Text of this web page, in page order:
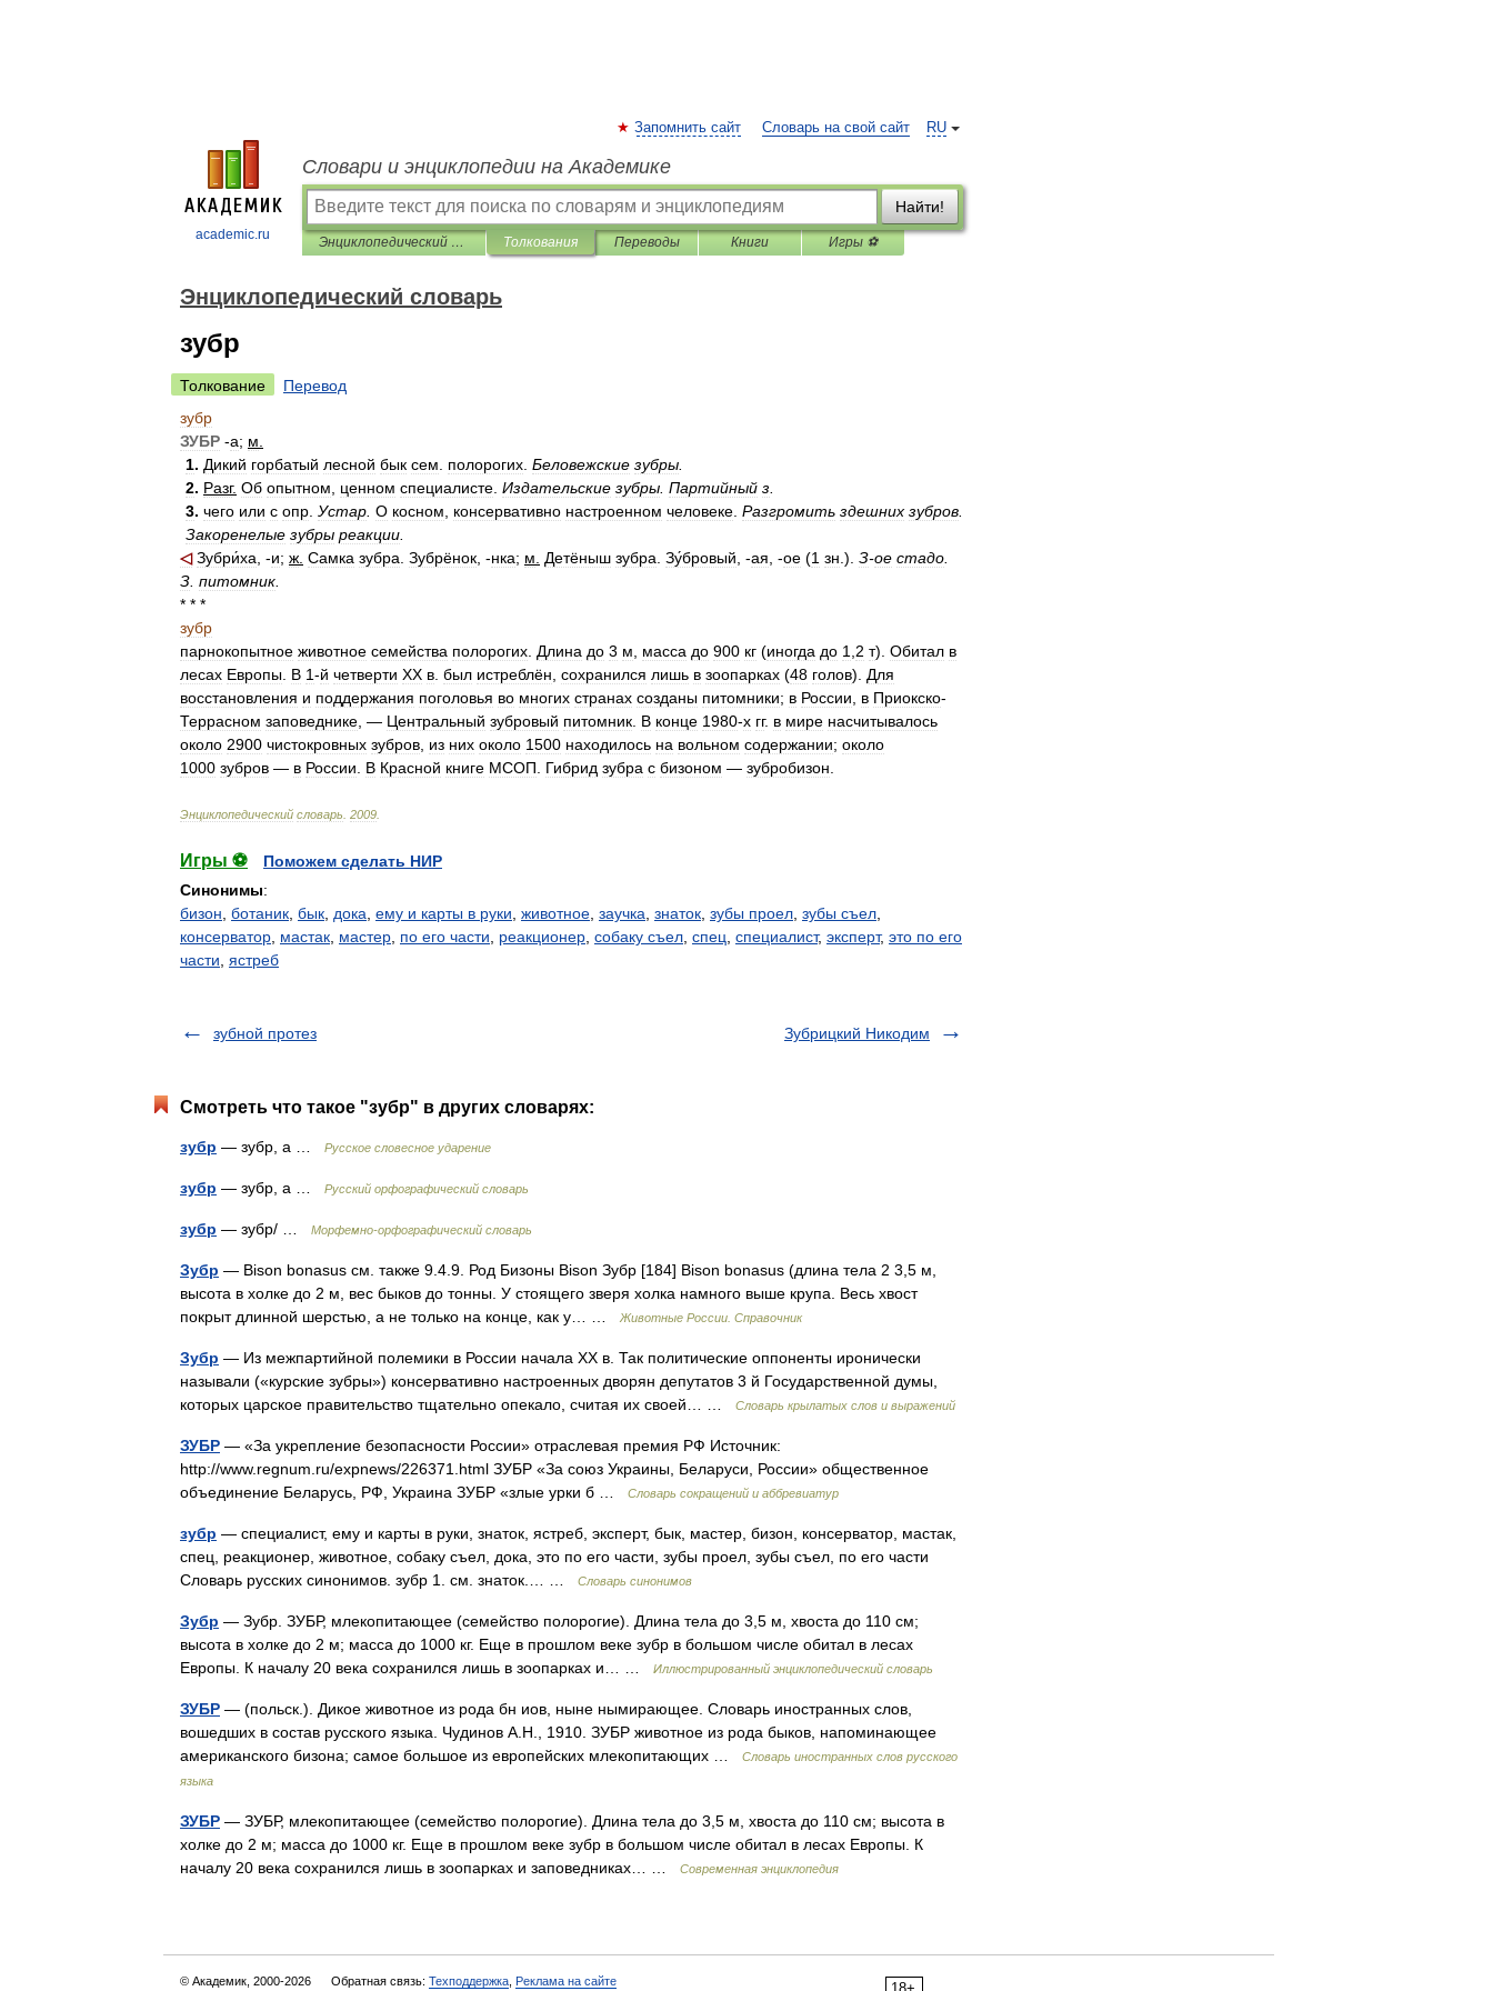
academic.ru
RU
Запомнить сайт Словарь на свой сайт
Словари и энциклопедии на Академике
Найти!
Энциклопедический словарь Толкования Переводы Книги Игры ⚽
Энциклопедический словарь
зубр
Толкование
Перевод
зубр
ЗУБР -а; м
1. Дикий горбатый лесной бык сем полорогих Беловежские зубры
2. Разг. Об опытном ценном специалисте Издательские зубры Партийный з
3. чего или с опр Устар О косном консервативно настроенном человеке Разгромить здешних зубров
Закоренелые зубры реакции
◁ Зубри́ха , -и; ж Самка зубра Зубрёнок , -нка; м Детёныш зубра Зу́бровый , -ая , -ое (1 зн .). З-ое стадо
З питомник
* * *
зубр
парнокопытное животное семейства полорогих Длина до 3 м масса до 900 кг (иногда до 1 2 т). Обитал в
лесах Европы В 1-й четверти XX в был истреблён сохранился лишь в зоопарках (48 голов). Для
восстановления и поддержания поголовья во многих странах созданы питомники; в России в Приокско-
Террасном заповеднике , — Центральный зубровый питомник В конце 1980-х гг. в мире насчитывалось
около 2900 чистокровных зубров из них около 1500 находилось на вольном содержании; около
1000 зубров — в России В Красной книге МСОП Гибрид зубра с бизоном — зубробизон
Энциклопедический словарь 2009
Игры ⚽
Поможем сделать НИР
Синонимы:
бизон ботаник бык дока ему и карты в руки животное заучка знаток зубы проел зубы съел
консерватор мастак мастер по его части реакционер собаку съел спец специалист, эксперт, это по его
части ястреб
зубной протез Зубрицкий Никодим
Смотреть что такое "зубр" в других словарях:
зубр — зубр, а … Русское словесное ударение
зубр — зубр, а … Русский орфографический словарь
зубр — зубр/ … Морфемно-орфографический словарь
Зубр — Bison bonasus см. также 9.4.9. Род Бизоны Bison Зубр [184] Bison bonasus (длина тела 2 3,5 м,
высота в холке до 2 м, вес быков до тонны. У стоящего зверя холка намного выше крупа. Весь хвост
покрыт длинной шерстью, а не только на конце, как у… …
Животные России. Справочник
Зубр — Из межпартийной полемики в России начала XX в. Так политические оппоненты иронически
называли («курские зубры») консервативно настроенных дворян депутатов 3 й Государственной думы,
которых царское правительство тщательно опекало, считая их своей… …
Словарь крылатых слов и выражений
ЗУБР — «За укрепление безопасности России» отраслевая премия РФ Источник:
http://www.regnum.ru/expnews/226371.html ЗУБР «За союз Украины, Беларуси, России» общественное
объединение Беларусь, РФ, Украина ЗУБР «злые урки б …
Словарь сокращений и аббревиатур
зубр — специалист, ему и карты в руки, знаток, ястреб, эксперт, бык, мастер, бизон, консерватор, мастак,
спец, реакционер, животное, собаку съел, дока, это по его части, зубы проел, зубы съел, по его части
Словарь русских синонимов. зубр 1. см. знаток.… …
Словарь синонимов
Зубр — Зубр. ЗУБР, млекопитающее (семейство полорогие). Длина тела до 3,5 м, хвоста до 110 см;
высота в холке до 2 м; масса до 1000 кг. Еще в прошлом веке зубр в большом числе обитал в лесах
Европы. К началу 20 века сохранился лишь в зоопарках и… …
Иллюстрированный энциклопедический словарь
ЗУБР — (польск.). Дикое животное из рода бн иов, ныне нымирающее. Словарь иностранных слов,
вошедших в состав русского языка. Чудинов А.Н., 1910. ЗУБР животное из рода быков, напоминающее
американского бизона; самое большое из европейских млекопитающих …
Словарь иностранных слов русского
языка
ЗУБР — ЗУБР, млекопитающее (семейство полорогие). Длина тела до 3,5 м, хвоста до 110 см; высота в
холке до 2 м; масса до 1000 кг. Еще в прошлом веке зубр в большом числе обитал в лесах Европы. К
началу 20 века сохранился лишь в зоопарках и заповедниках… …
Современная энциклопедия
© Академик, 2000-2026 Обратная связь: Техподдержка Реклама на сайте